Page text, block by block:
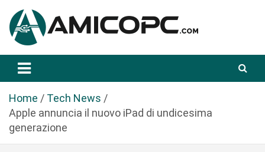
a
Amicopc.com
Home
Tech News
Apple annuncia il nuovo iPad di undicesima
generazione